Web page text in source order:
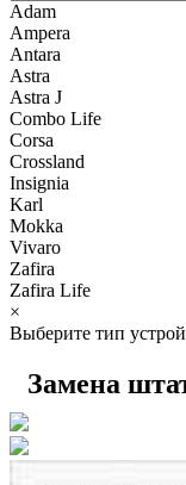
Adam
Ampera
Antara
Astra
Astra J
Combo Life
Corsa
Crossland
Insignia
Karl
Mokka
Vivaro
Zafira
Zafira Life
×
Выберите тип
Замена